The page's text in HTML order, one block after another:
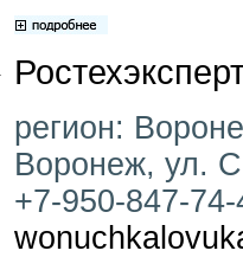
регион:
Воронеж, ул.
+7-950-847-